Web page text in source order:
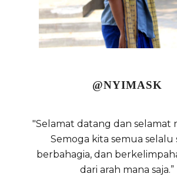
@NYIMASK
"Selamat datang dan selamat
Semoga kita semua selalu
berbahagia, dan
dari arah mana saja.”